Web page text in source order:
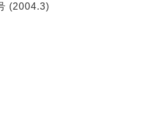
(2004.3)